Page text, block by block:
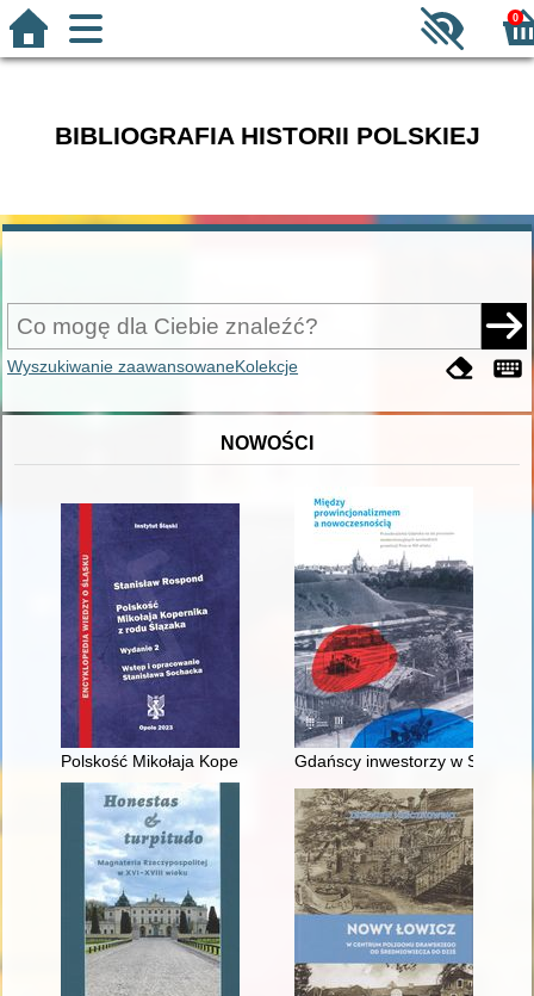
0
BIBLIOGRAFIA HISTORII POLSKIEJ
Wyszukiwanie zaawansowaneKolekcje
NOWOŚCI
Polskość Mikołaja Kopernika z rodu Ślązaka
Gdańscy inwestorzy w